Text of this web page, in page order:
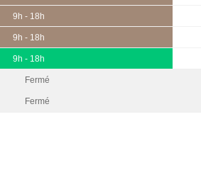
9h - 18h
9h - 18h
9h - 18h
Fermé
Fermé